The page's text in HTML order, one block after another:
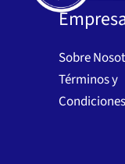
Sobre
Términos y
Condiciones